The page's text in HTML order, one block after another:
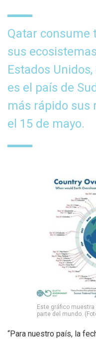
Qatar consume
sus
Estados
es el país de
más rápido sus
el 15 de mayo.
Este gráfico
parte del mundo.
“Para nuestro país, la